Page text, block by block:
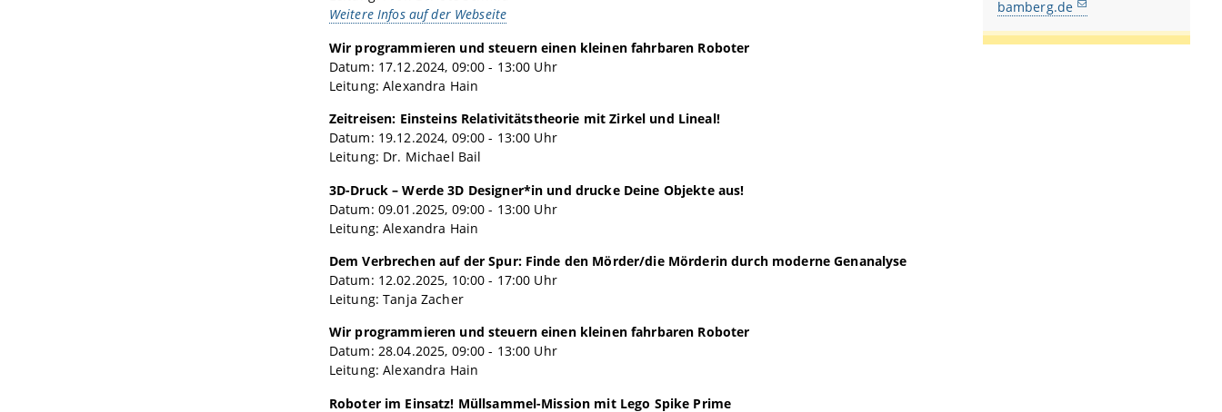
Weitere Infos auf der Webseite
Wir programmieren und steuern einen kleinen fahrbaren Roboter
Datum: 17.12.2024, 09:00 - 13:00 Uhr
Leitung: Alexandra Hain
Zeitreisen: Einsteins Relativitätstheorie mit Zirkel und Lineal!
Datum: 19.12.2024, 09:00 - 13:00 Uhr
Leitung: Dr. Michael Bail
3D-Druck – Werde 3D Designer*in und drucke Deine Objekte aus!
Datum: 09.01.2025, 09:00 - 13:00 Uhr
Leitung: Alexandra Hain
Dem Verbrechen auf der Spur: Finde den Mörder/die Mörderin durch moderne Genanalyse
Datum: 12.02.2025, 10:00 - 17:00 Uhr
Leitung: Tanja Zacher
Wir programmieren und steuern einen kleinen fahrbaren Roboter
Datum: 28.04.2025, 09:00 - 13:00 Uhr
Leitung: Alexandra Hain
Roboter im Einsatz! Müllsammel-Mission mit Lego Spike Prime
bamberg.de